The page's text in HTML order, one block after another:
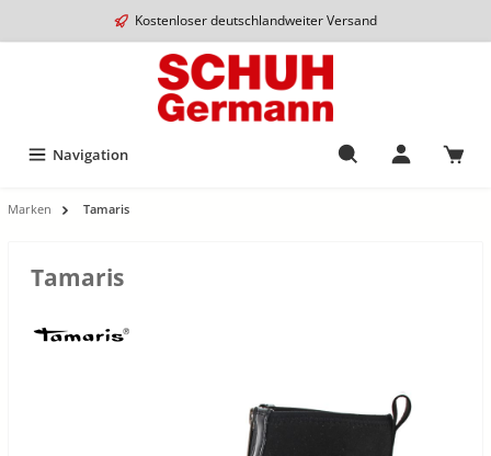
Kostenloser deutschlandweiter Versand
Navigation
Marken Tamaris
Tamaris